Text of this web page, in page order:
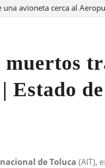
una avioneta cerca al
Estado
de Toluca (AIT),